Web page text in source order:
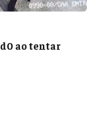
ao tentar